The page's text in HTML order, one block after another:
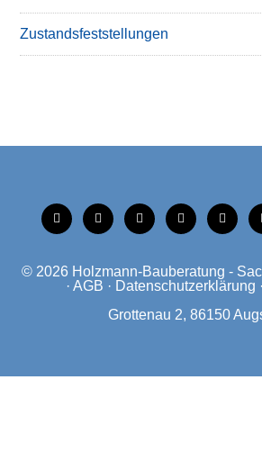
Zustandsfeststellungen
tiktok instagramfacebooklinkedinxing
© 2026 Holzmann-Bauberatung -
· AGB · Datenschutzerklärung ·
Grottenau 2, 86150